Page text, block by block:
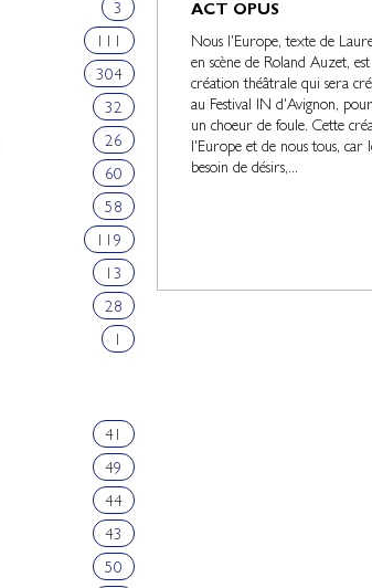
3
111
304
32
26
60
58
119
13
28
1
41
49
44
43
50
ACT OPUS
Nous l'Europe, texte de
en scène de Roland Auzet,
création théâtrale qui sera
au Festival IN d'Avignon,
un choeur de foule. Cette
l'Europe et de nous tous, car
besoin de désirs,...